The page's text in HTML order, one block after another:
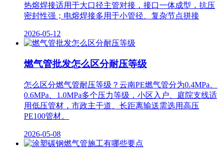
热熔焊接适用于大口径主管对接，接口一体成型，抗压
密封性强；电熔焊接多用于小管径、复杂节点拼接
2026-05-12
燃气管批发怎么区分耐压等级
怎么区分燃气管耐压等级？云南PE燃气管分为0.4MPa、
0.6MPa、1.0MPa多个压力等级，小区入户、庭院支线适
用低压管材，市政主干道、长距离输送需选用高压
PE100管材。
2026-05-08